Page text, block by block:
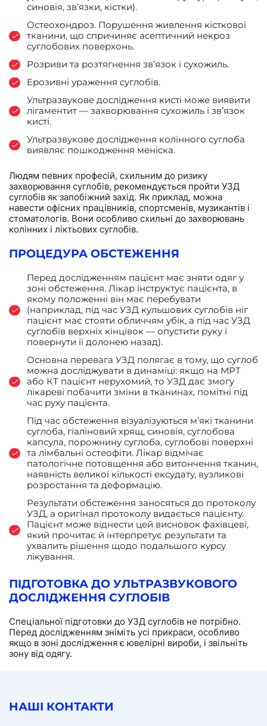
синовія, зв’язки, кістки).
Остеохондроз. Порушення живлення кісткової
тканини, що спричиняє асептичний некроз
суглобових поверхонь.
Розриви та розтягнення зв’язок і сухожиль.
Ерозивні ураження суглобів.
Ультразвукове дослідження кисті може виявити
лігаментит — захворювання сухожиль і зв’язок
кисті.
Ультразвукове дослідження колінного суглоба
виявляє пошкодження меніска.
Людям певних професій, схильним до ризику
захворювання суглобів, рекомендується пройти УЗД
суглобів як запобіжний захід. Як приклад, можна
навести офісних працівників, спортсменів, музикантів і
стоматологів. Вони особливо схильні до захворювань
колінних і ліктьових суглобів.
ПРОЦЕДУРА ОБСТЕЖЕННЯ
Перед дослідженням пацієнт має зняти одяг у
зоні обстеження. Лікар інструктує пацієнта, в
якому положенні він має перебувати
(наприклад, під час УЗД кульшових суглобів ніг
пацієнт має стояти обличчям убік, а під час УЗД
суглобів верхніх кінцівок — опустити руку і
повернути її долонею назад).
Основна перевага УЗД полягає в тому, що суглоб
можна досліджувати в динаміці: якщо на МРТ
або КТ пацієнт нерухомий, то УЗД дає змогу
лікареві побачити зміни в тканинах, помітні під
час руху пацієнта.
Під час обстеження візуалізуються м’які тканини
суглоба, гіаліновий хрящ, синовія, суглобова
капсула, порожнину суглоба, суглобові поверхні
та лімбальні остеофіти. Лікар відмічає
патологічне потовщення або витончення тканин,
наявність великої кількості ексудату, вузликові
розростання та деформацію.
Результати обстеження заносяться до протоколу
УЗД, а оригінал протоколу видається пацієнту.
Пацієнт може віднести цей висновок фахівцеві,
який прочитає й інтерпретує результати та
ухвалить рішення щодо подальшого курсу
лікування.
ПІДГОТОВКА ДО УЛЬТРАЗВУКОВОГО
ДОСЛІДЖЕННЯ СУГЛОБІВ
Спеціальної підготовки до УЗД суглобів не потрібно.
Перед дослідженням зніміть усі прикраси, особливо
якщо в зоні дослідження є ювелірні вироби, і звільніть
зону від одягу.
НАШІ КОНТАКТИ